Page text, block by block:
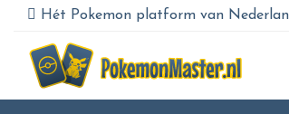
Hét Pokemon platform van